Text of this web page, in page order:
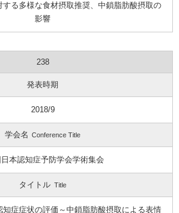
する多様な食材摂取推奨、中鎖脂肪酸摂取の
影響
238
発表時期
2018/9
学会名 Conference Title
本認知症予防学会学術集会
タイトル Title
症症状の評価～中鎖脂肪酸摂取による表情